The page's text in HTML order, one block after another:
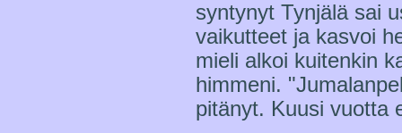
syntynyt Tynjälä sai
vaikutteet ja kasvoi
mieli alkoi kuitenkin
himmeni.
pitänyt. Kuusi vuotta